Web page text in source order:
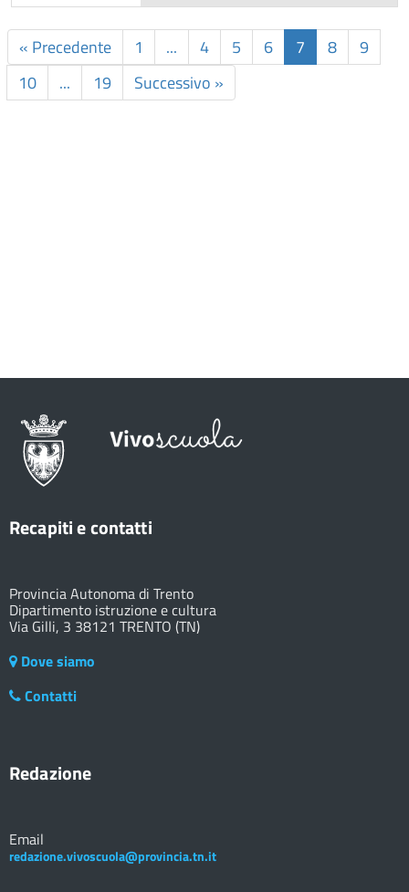
« Precedente 1 ... 4 5 6 7 8
9
10
... 19 Successivo »
Recapiti e contatti
Provincia Autonoma di Trento
Dipartimento istruzione e cultura
Via Gilli, 3 38121 TRENTO (TN)
Dove siamo
Contatti
Redazione
Email
redazione.vivoscuola@provincia.tn.it